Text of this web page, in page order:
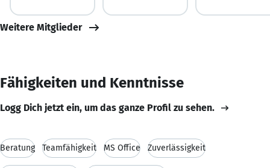
Weitere Mitglieder
Fähigkeiten und Kenntnisse
Logg Dich jetzt ein, um das ganze Profil zu sehen.
Beratung Teamfähigkeit MS Office Zuverlässigkeit